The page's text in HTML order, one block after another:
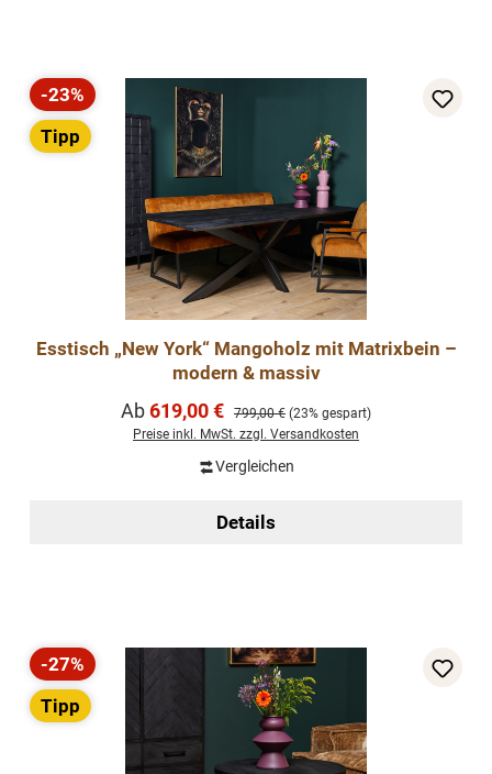
Rabatt
-23%
Tipp
Esstisch „New York“ Mangoholz mit Matrixbein –
modern & massiv
Verkaufspreis:
Ab619,00 € Regulärer Preis:
799,00 € (23% gespart)
Preise inkl. MwSt. zzgl. Versandkosten
Vergleichen
Details
Rabatt
-27%
Tipp